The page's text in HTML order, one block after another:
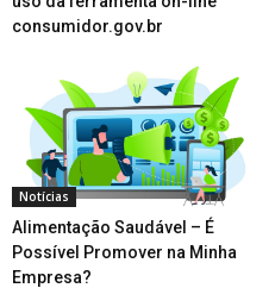
consumidor.gov.br
Notícias
Alimentação Saudável – É
Possível Promover na Minha
Empresa?